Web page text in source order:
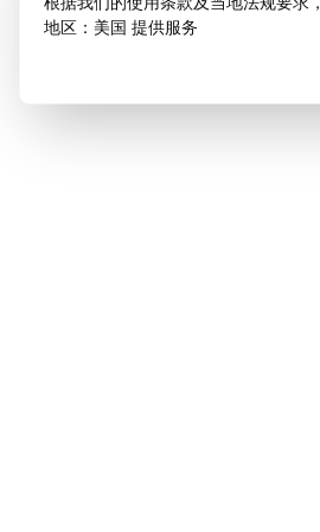
地区：美国 提供服务